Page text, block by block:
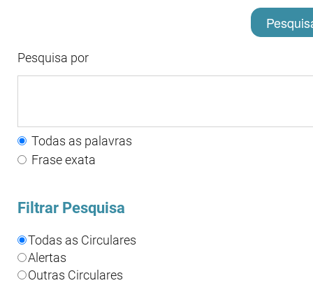
Pesquisa por
Todas as palavras
Frase exata
Filtrar Pesquisa
Todas as Circulares
Alertas
Outras Circulares